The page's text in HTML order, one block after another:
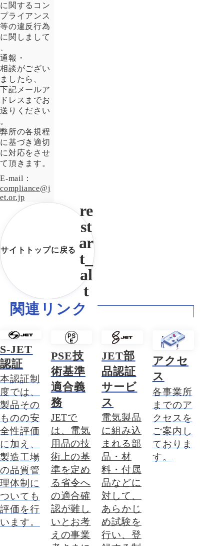
に関するコン
プライアンス
等の違反行為
に関しまして
通報・
相談がござい
ましたら、
下記メールア
ドレスまでお
送りください
。
弊所の各規程
に基づき適切
に対応をさせ
て頂きます。
E-mail：
compliance@j
et.or.jp
サイトトップに戻る
関連リンク
S-JET
認証
本認証制
度では、
製品その
ものの安
全性評価
に加え、
製造工場
の品質管
理体制に
ついても
評価を行
います。
PSE技
術基準
適合義
務
JETで
は、電気
用品の技
術上の基
準を定め
る省令へ
の適合確
認が難し
いとお考
えの事業
JET部
品認証
サービ
ス
電気製品
に組み込
まれる部
品・材
料・付属
品などに
対して、
あらかじ
め試験を
行い、登
アクセ
ス
各事業所
までのア
クセスを
ご案内し
ておりま
す。